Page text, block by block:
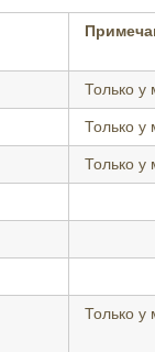
Только у
Только у
Только у
Только у